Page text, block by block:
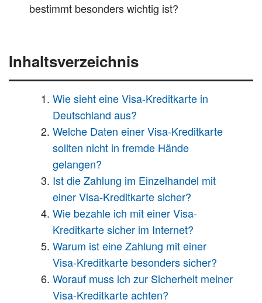
bestimmt besonders wichtig ist?
Inhaltsverzeichnis
Wie sieht eine Visa-Kreditkarte in
Deutschland aus?
Welche Daten einer Visa-Kreditkarte
sollten nicht in fremde Hände
gelangen?
Ist die Zahlung im Einzelhandel mit
einer Visa-Kreditkarte sicher?
Wie bezahle ich mit einer Visa-
Kreditkarte sicher im Internet?
Warum ist eine Zahlung mit einer
Visa-Kreditkarte besonders sicher?
Worauf muss ich zur Sicherheit meiner
Visa-Kreditkarte achten?